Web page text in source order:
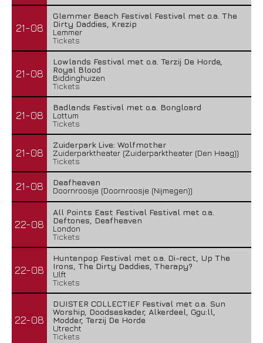
21-08
Glemmer Beach Festival Festival met o.a. The
Dirty Daddies, Krezip
Lemmer
Tickets
21-08
Lowlands Festival met o.a. Terzij De Horde,
Royal Blood
Biddinghuizen
Tickets
21-08
Badlands Festival met o.a. Bongloard
Lottum
Tickets
21-08
Zuiderpark Live: Wolfmother
Zuiderparktheater (Zuiderparktheater (Den Haag))
Tickets
21-08
Deafheaven
Doornroosje (Doornroosje (Nijmegen))
22-08
All Points East Festival Festival met o.a.
Deftones, Deafheaven
London
Tickets
22-08
Huntenpop Festival met o.a. Di-rect, Up The
Irons, The Dirty Daddies, Therapy?
Ulft
Tickets
22-08
DUISTER COLLECTIEF Festival met o.a. Sun
Worship, Doodseskader, Alkerdeel, Ggu:ll,
Modder, Terzij De Horde
Utrecht
Tickets